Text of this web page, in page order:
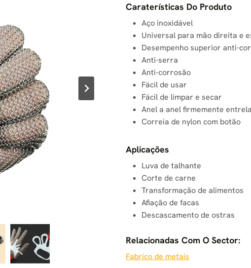
Caraterísticas Do Produto
Aço inoxidável
Universal para mão direita e
Desempenho superior anti-
Anti-serra
Anti-corrosão
Fácil de usar
Fácil de limpar e secar
Anel a anel firmemente
Correia de nylon com botão
Aplicações
Luva de talhante
Corte de carne
Transformação de alimentos
Afiação de facas
Descascamento de ostras
Relacionadas Com O Sector:
Fabrico de metais